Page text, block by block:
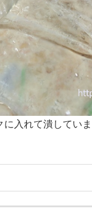
に入れて潰してい